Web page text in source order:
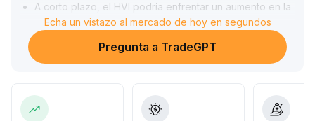
A corto plazo, el HVI podría enfrentar un aumento en la
volatilidad debido a la mejora de la liquidez, por lo que
es necesario estar atentos a las fluctuaciones a corto
fondos en cadena, consolidando la posición del HVI,
que puede mantener un crecimiento estable a través
Echa un vistazo al mercado de hoy en segundos
Pregunta a TradeGPT